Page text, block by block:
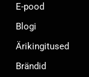
E-pood
Blogi
Ärikingitused
Brändid